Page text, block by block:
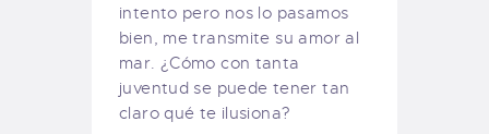
intento pero nos lo pasamos
bien, me transmite su amor al
mar. ¿Cómo con tanta
juventud se puede tener tan
claro qué te ilusiona?